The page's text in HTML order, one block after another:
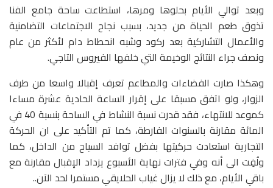
وبعد توالي الأيام بحلوها ومرها، استطاعت ساحة جامع الفنا
تذوق طعم الحياة من جديد، بسبب نجاح الاجتماعات التضامنية
والأعمال التشاركية بعد ركود وشبه انحطاط دام لأكثر من عام
ونصف جراء النتائج الوخيمة التي خلفها الفيروس التاجي.
وهكذا صارت الفضاءات والمطاعم تعرف إقبالا واسعا من طرف
الزوار، ولو اتفق مسبقا على إقرار الساعة الحادية عشرة مساءا
كموعد للانتهاء، فقد قدرت نسبة النشاط في الساحة بنسبة 40 في
المائة مقارنة بالسنوات الفارطة، كما تم التأكيد على ان الحركة
التجارية استعادت حركيتها بفضل توافد السياح من الداخل، كما
ولُفِت الى أنه وفي فترات نهاية الأسبوع يزداد الإقبال مقارنة مع
باقي الأيام، مع ذلك لا يزال غياب الحلايقي مستمرا لحد الآن..